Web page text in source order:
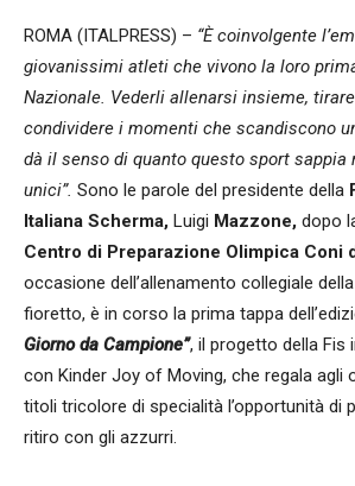
ROMA (ITALPRESS) – “È coinvolgente
giovanissimi atleti che vivono la loro
Nazionale. Vederli allenarsi insieme,
condividere i momenti che scandiscono
dà il senso di quanto questo sport sappia
unici”. Sono le parole del presidente della
Italiana Scherma, Luigi Mazzone, dopo
Centro di Preparazione Olimpica Coni
occasione dell’allenamento collegiale
fioretto, è in corso la prima tappa
Giorno da Campione”, il progetto della Fis
con Kinder Joy of Moving, che regala agli
titoli tricolore di specialità l’opportunità di
ritiro con gli azzurri.